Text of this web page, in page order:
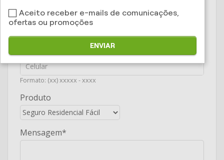
Formato: (xx) xxxxx - xxxx
Produto
Mensagem
Aceito receber e-mails de comunicações,
ofertas ou promoções
ENVIAR